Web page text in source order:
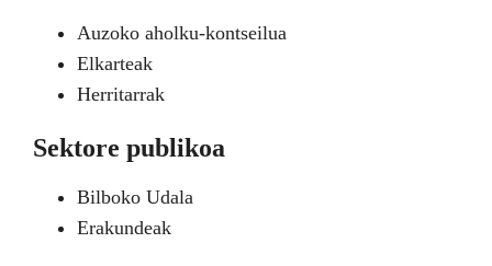
Auzoko aholku-kontseilua
Elkarteak
Herritarrak
Sektore publikoa
Bilboko Udala
Erakundeak